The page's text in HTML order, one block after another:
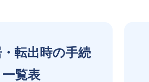
転出時の手続
一覧表